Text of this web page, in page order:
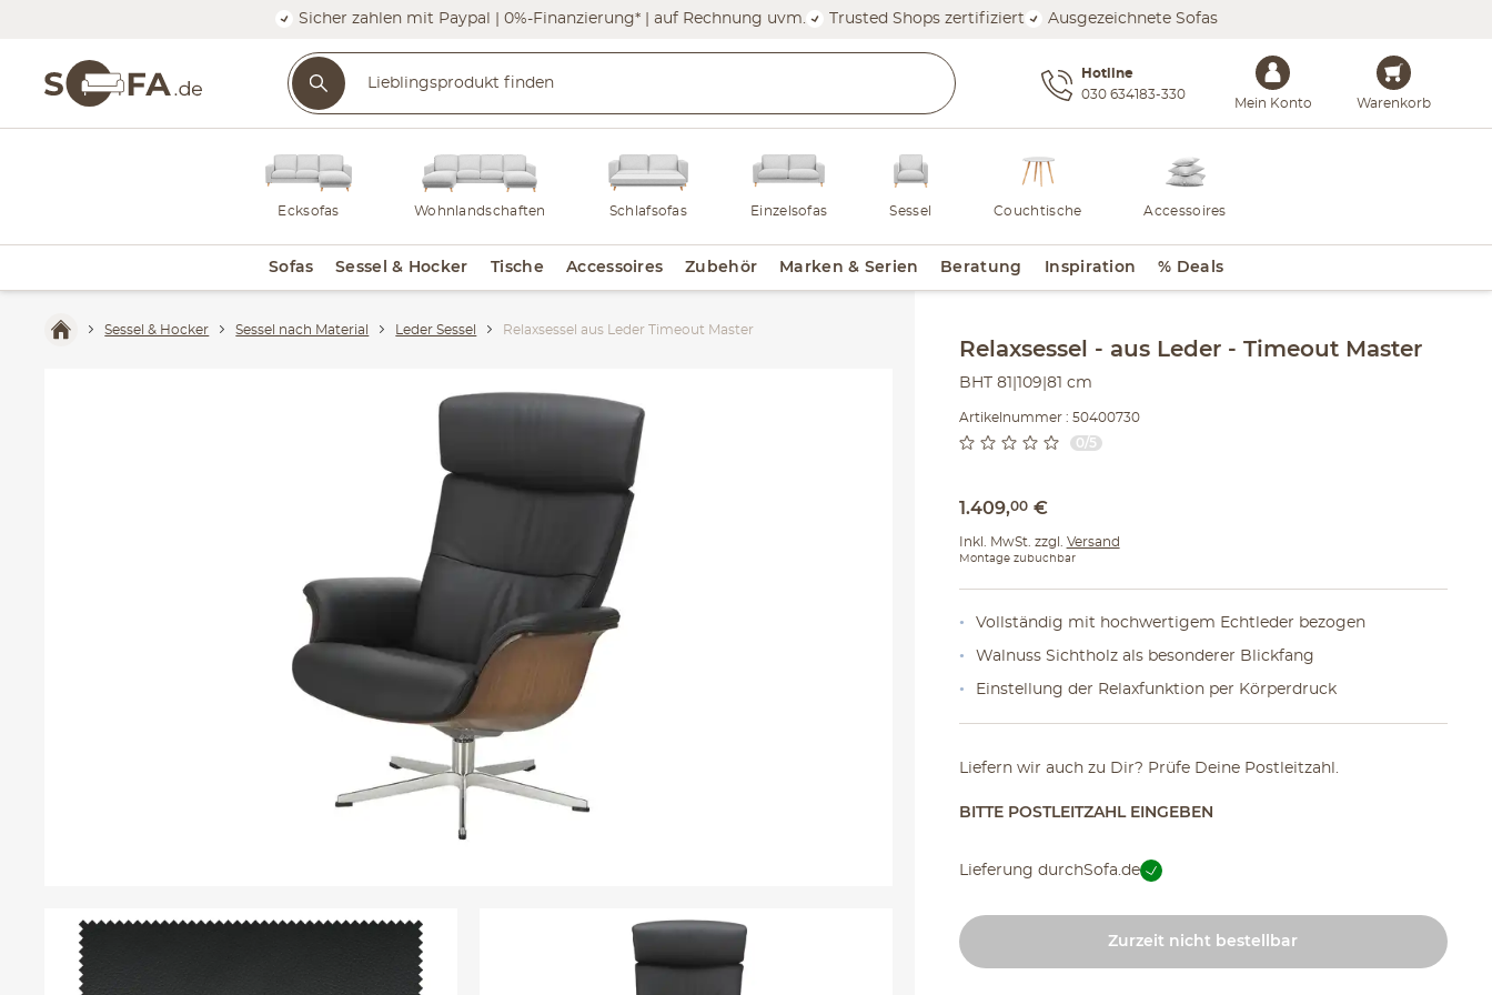
Sicher zahlen mit Paypal | 0%-Finanzierung* | auf Rechnung uvm. Trusted Shops zertifiziert Ausgezeichnete Sofas
Hotline
030 634183-330
Mein Konto Warenkorb
Ecksofas Wohnlandschaften Schlafsofas Einzelsofas Sessel Couchtische Accessoires
Sofas Sessel & Hocker Tische Accessoires Zubehör Marken & Serien Beratung Inspiration % Deals
Sessel & Hocker Sessel nach Material Leder Sessel Relaxsessel aus Leder Timeout Master
Relaxsessel aus Leder Timeout Master
BHT 81|109|81 cm
Artikelnummer : 50400730
0/5
1.409,00 €
Inkl. MwSt. zzgl. Versand
Montage zubuchbar
Vollständig mit hochwertigem Echtleder bezogen
Walnuss Sichtholz als besonderer Blickfang
Einstellung der Relaxfunktion per Körperdruck
Liefern wir auch zu Dir? Prüfe Deine Postleitzahl.
BITTE POSTLEITZAHL EINGEBEN
Lieferung durchSofa.de
Zurzeit nicht bestellbar